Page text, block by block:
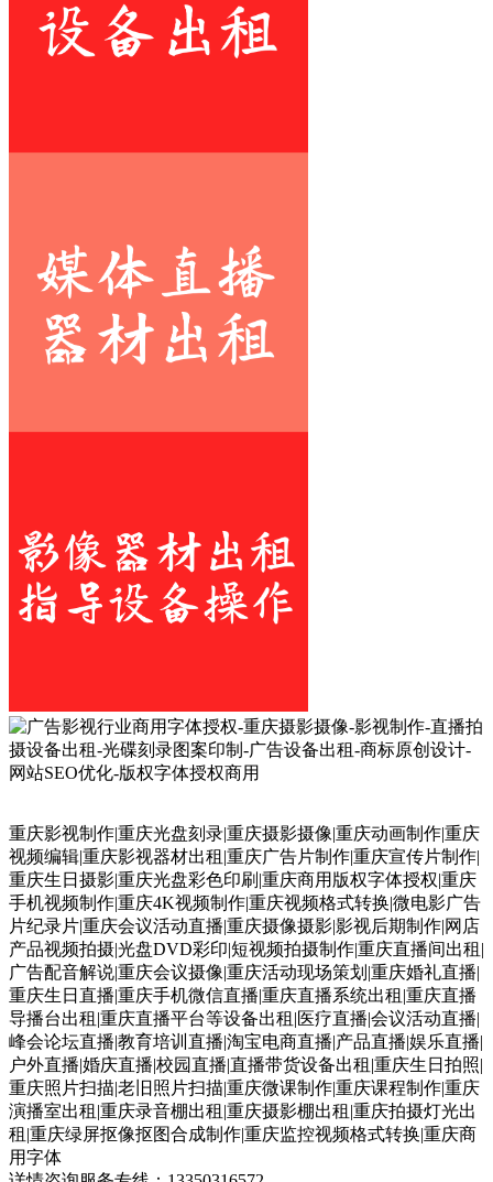
重庆影视制作|重庆光盘刻录|重庆摄影摄像|重庆动画制作|重庆
视频编辑|重庆影视器材出租|重庆广告片制作|重庆宣传片制作|
重庆生日摄影|重庆光盘彩色印刷|重庆商用版权字体授权|重庆
手机视频制作|重庆4K视频制作|重庆视频格式转换|微电影广告
片纪录片|重庆会议活动直播|重庆摄像摄影|影视后期制作|网店
产品视频拍摄|光盘DVD彩印|短视频拍摄制作|重庆直播间出租|
广告配音解说|重庆会议摄像|重庆活动现场策划|重庆婚礼直播|
重庆生日直播|重庆手机微信直播|重庆直播系统出租|重庆直播
导播台出租|重庆直播平台等设备出租|医疗直播|会议活动直播|
峰会论坛直播|教育培训直播|淘宝电商直播|产品直播|娱乐直播|
户外直播|婚庆直播|校园直播|直播带货设备出租|重庆生日拍照|
重庆照片扫描|老旧照片扫描|重庆微课制作|重庆课程制作|重庆
演播室出租|重庆录音棚出租|重庆摄影棚出租|重庆拍摄灯光出
租|重庆绿屏抠像抠图合成制作|重庆监控视频格式转换|重庆商
用字体